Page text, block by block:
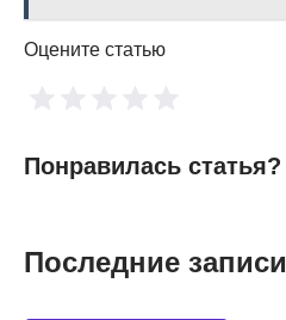
Оцените статью
Понравилась статья?
Последние записи